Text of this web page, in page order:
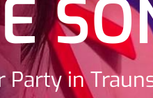
Party in